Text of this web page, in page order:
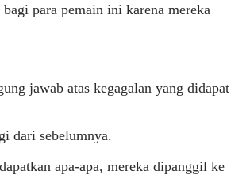
para pemain ini karena mereka
jawab atas kegagalan yang didapat
dari sebelumnya.
apa-apa, mereka dipanggil ke